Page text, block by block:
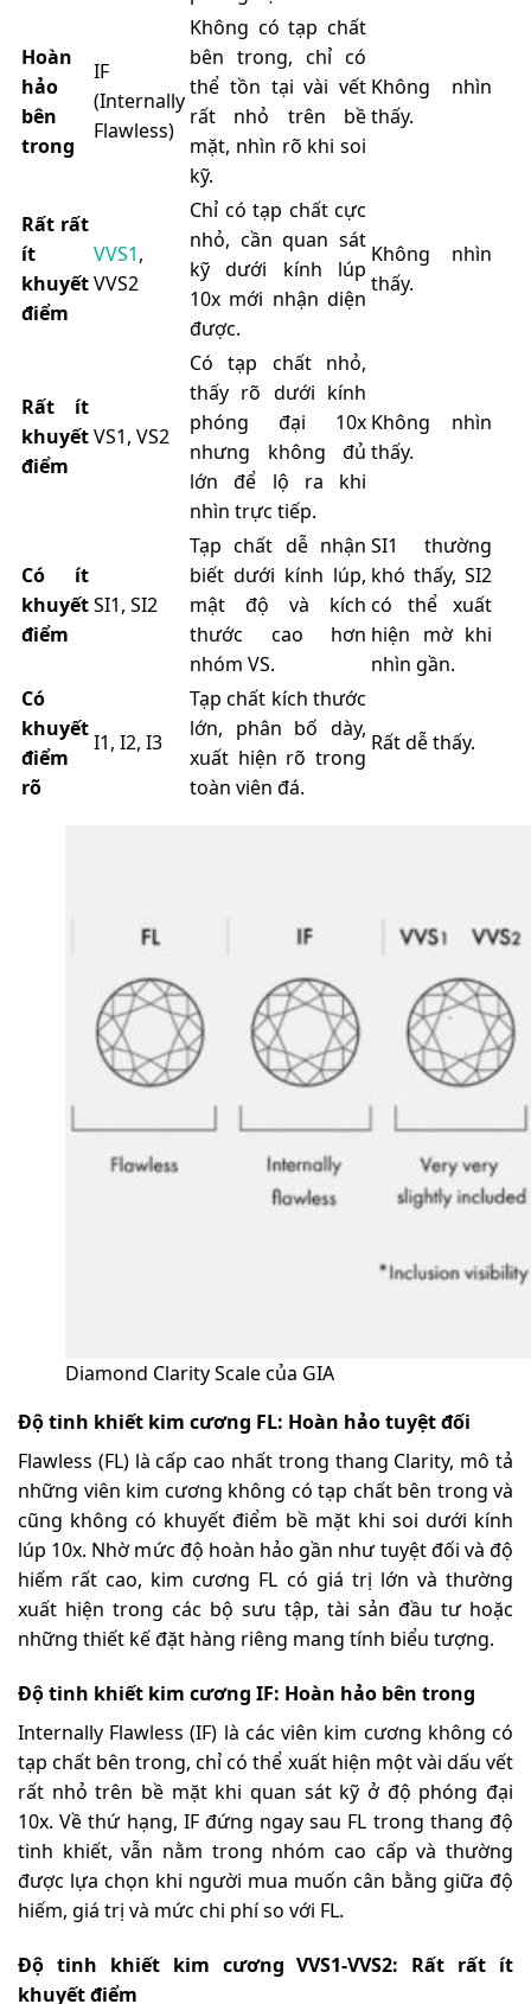
Hoàn
hảo
bên
trong
IF
(Internally
Flawless)
Không có tạp chất
bên trong, chỉ có
thể tồn tại vài vết
rất nhỏ trên bề
mặt, nhìn rõ khi soi
kỹ.
Không nhìn
thấy.
Rất rất
ít
khuyết
điểm
VVS1,
VVS2
Chỉ có tạp chất cực
nhỏ, cần quan sát
kỹ dưới kính lúp
10x mới nhận diện
được.
Không nhìn
thấy.
Rất ít
khuyết
điểm
VS1, VS2
Có tạp chất nhỏ,
thấy rõ dưới kính
phóng đại 10x
nhưng không đủ
lớn để lộ ra khi
nhìn trực tiếp.
Không nhìn
thấy.
Có ít
khuyết
điểm
SI1, SI2
Tạp chất dễ nhận
biết dưới kính lúp,
mật độ và kích
thước cao hơn
nhóm VS.
SI1 thường
khó thấy, SI2
có thể xuất
hiện mờ khi
nhìn gần.
Có
khuyết
điểm
rõ
I1, I2, I3
Tạp chất kích thước
lớn, phân bố dày,
xuất hiện rõ trong
toàn viên đá.
Rất dễ thấy.
Diamond Clarity Scale của GIA
Độ tinh khiết kim cương FL: Hoàn hảo tuyệt đối
Flawless (FL) là cấp cao nhất trong thang Clarity, mô tả
những viên kim cương không có tạp chất bên trong và
cũng không có khuyết điểm bề mặt khi soi dưới kính
lúp 10x. Nhờ mức độ hoàn hảo gần như tuyệt đối và độ
hiếm rất cao, kim cương FL có giá trị lớn và thường
xuất hiện trong các bộ sưu tập, tài sản đầu tư hoặc
những thiết kế đặt hàng riêng mang tính biểu tượng.
Độ tinh khiết kim cương IF: Hoàn hảo bên trong
Internally Flawless (IF) là các viên kim cương không có
tạp chất bên trong, chỉ có thể xuất hiện một vài dấu vết
rất nhỏ trên bề mặt khi quan sát kỹ ở độ phóng đại
10x. Về thứ hạng, IF đứng ngay sau FL trong thang độ
tinh khiết, vẫn nằm trong nhóm cao cấp và thường
được lựa chọn khi người mua muốn cân bằng giữa độ
hiếm, giá trị và mức chi phí so với FL.
Độ tinh khiết kim cương VVS1-VVS2: Rất rất ít
khuyết điểm